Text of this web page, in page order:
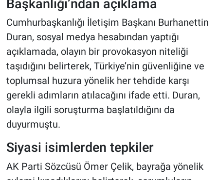
Başkanlığı’ndan açıklama
Cumhurbaşkanlığı İletişim Başkanı Burhanettin
Duran, sosyal medya hesabından yaptığı
açıklamada, olayın bir provokasyon niteliği
taşıdığını belirterek, Türkiye’nin güvenliğine ve
toplumsal huzura yönelik her tehdide karşı
gerekli adımların atılacağını ifade etti. Duran,
olayla ilgili soruşturma başlatıldığını da
duyurmuştu.
Siyasi isimlerden tepkiler
AK Parti Sözcüsü Ömer Çelik, bayrağa yönelik